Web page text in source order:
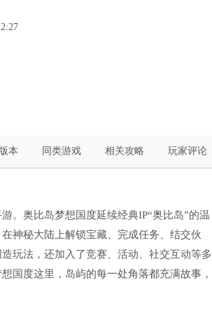
本 同类游戏 相关攻略 玩家评论
。奥比岛梦想国度延续经典IP“奥比岛”的温
神秘大陆上解锁宝藏、完成任务、结交伙
玩法，还加入了竞赛、活动、社交互动等多
国度这里，岛屿的每一处角落都充满故事，